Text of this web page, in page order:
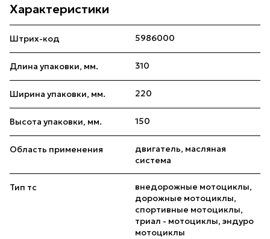
Характеристики
Штрих-код 5986000
Длина упаковки, мм. 310
Ширина упаковки, мм. 220
Высота упаковки, мм. 150
Область применения
двигатель, масляная
система
Тип тс
внедорожные мотоциклы,
дорожные мотоциклы,
спортивные мотоциклы,
триал - мотоциклы, эндуро
мотоциклы